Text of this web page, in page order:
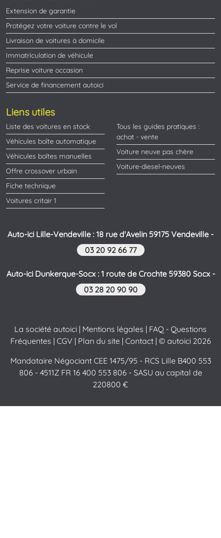
Extension de garantie
Protégez votre voiture contre le vol
Livraison de voitures à domicile
Immatriculation de véhicule
Reprise voiture occasion
Service de financement autoici
Liens utiles
Liste des voitures en stock
Véhicules boîte automatique
Véhicules boîtes manuelles
Offre crossover urbain
Fiche technique
Voitures critair 1
Tous les guides pratiques :
achat - vente
Voiture neuve pas chère
Voiture-diesel-neuves
Auto-ici Lille-Vendeville : 18 rue d'Avelin 59175 Vendeville -
03 20 92 66 77
Auto-ici Dunkerque-Socx : 1 route de Crochte 59380 Socx -
03 28 20 90 90
La société autoici | Mentions légales | FAQ - Questions
Fréquentes | CGV | Plan du site| Contact| © autoici 2026
Mandataire Négociant CEE 1475/95 - RCS Lille B400 553
806 - 4511Z FR 16 400 553 806 - SASU au capital de
220800 €